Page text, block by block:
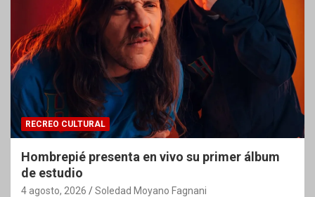
RECREO CULTURAL
Hombrepié presenta en vivo su primer álbum
de estudio
4 agosto, 2026 Soledad Moyano Fagnani